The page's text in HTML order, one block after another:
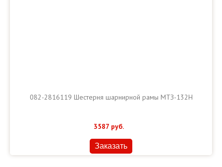
082-2816119 Шестерня шарнирной рамы МТЗ-132Н
3587 руб.
Заказать